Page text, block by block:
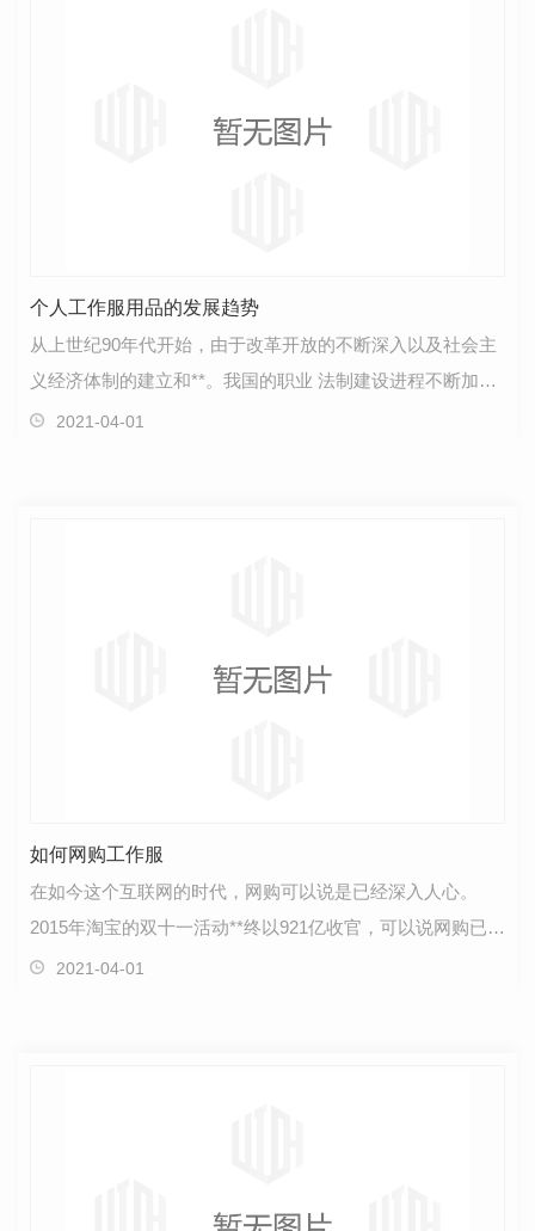
个人工作服用品的发展趋势
从上世纪90年代开始，由于改革开放的不断深入以及社会主
义经济体制的建立和**。我国的职业 法制建设进程不断加
快，使之我国个人工作服用品市场也发生了巨大的变…
2021-04-01
如何网购工作服
在如今这个互联网的时代，网购可以说是已经深入人心。
2015年淘宝的双十一活动**终以921亿收官，可以说网购已经
与我们的生活息息相关，成为我们生活中必不可少的一…
2021-04-01